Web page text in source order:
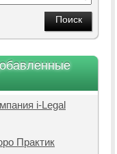
i-Legal
Практик